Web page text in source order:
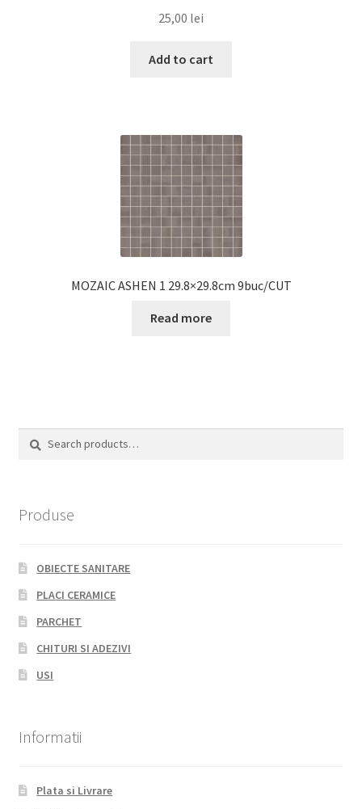
25,00 lei
Add to cart
MOZAIC ASHEN 1 29.8×29.8cm 9buc/CUT
Read more
Search
Search
Produse
OBIECTE SANITARE
PLACI CERAMICE
PARCHET
CHITURI SI ADEZIVI
USI
Informatii
Plata si Livrare